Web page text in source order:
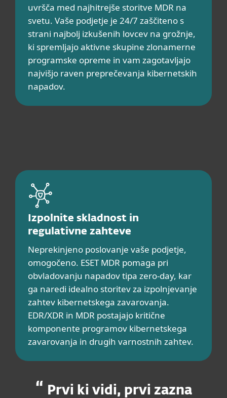
uvršča med najhitrejše storitve MDR na
svetu. Vaše podjetje je 24/7 zaščiteno s
strani najbolj izkušenih lovcev na grožnje,
ki spremljajo aktivne skupine zlonamerne
programske opreme in vam zagotavljajo
najvišjo raven preprečevanja kibernetskih
napadov.
Izpolnite skladnost in
regulativne zahteve
Neprekinjeno poslovanje vaše podjetje,
omogočeno. ESET MDR pomaga pri
obvladovanju napadov tipa zero-day, kar
ga naredi idealno storitev za izpolnjevanje
zahtev kibernetskega zavarovanja.
EDR/XDR in MDR postajajo kritične
komponente programov kibernetskega
zavarovanja in drugih varnostnih zahtev.
Prvi ki vidi, prvi zazna